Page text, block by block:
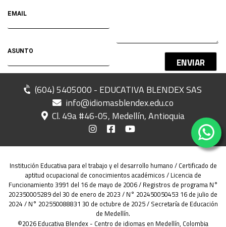
(604) 5405000 - EDUCATIVA BLENDEX SAS
info@idiomasblendex.edu.co
Cl. 49a #46-05, Medellín, Antioquia
ENVIAR
Institución Educativa para el trabajo y el desarrollo humano / Certificado de
aptitud ocupacional de conocimientos académicos / Licencia de
Funcionamiento 3991 del 16 de mayo de 2006 / Registros de programa N°
202350005289 del 30 de enero de 2023 / N° 202450050453 16 de julio de
2024 / N° 202550088831 30 de octubre de 2025 / Secretaría de Educación
de Medellín.
©2026 Educativa Blendex - Centro de idiomas en Medellín, Colombia